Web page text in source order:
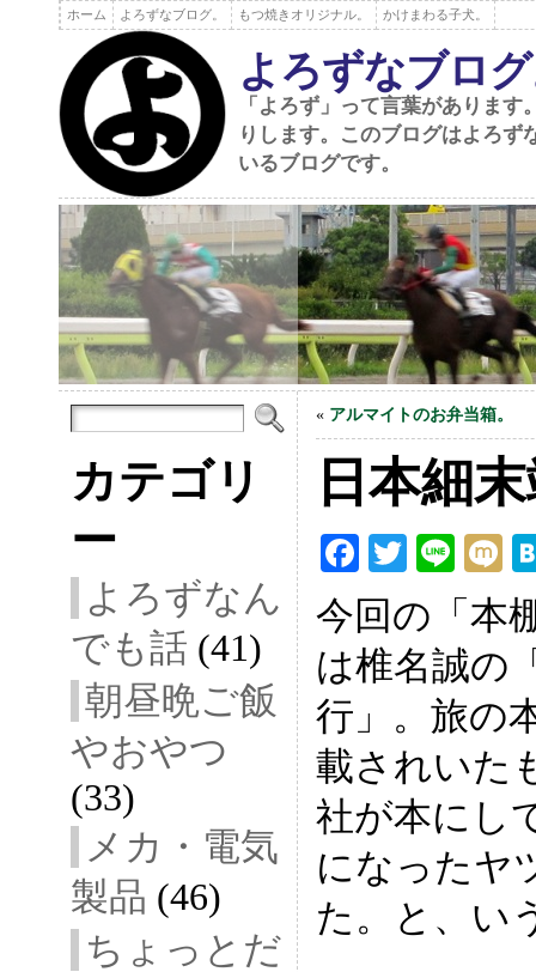
ホーム よろずなブログ。 もつ焼きオリジナル。 かけまわる子犬。
よろずなブロ
「よろず」って言葉がありま
りします。このブログはよろず
いるブログです。
カテゴリ
ー
よろずなん
でも話 (41)
朝昼晩ご飯
やおやつ
(33)
メカ・電気
製品 (46)
ちょっとだ
« アルマイトのお弁当箱。
日本細
F
ac
eb
oo
k
T
tt
er
Li
ne ix
i
今回の「本
は椎名誠の
行」。旅の
載されいた
社が本にし
になったヤ
た。と、い